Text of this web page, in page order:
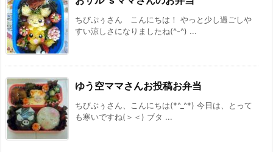
ちびぷぅさん こんにちは！ やっと少し過ごしや
すい涼しさになりましたね(^-^) ...
ゆう空ママさんお投稿お弁当
ちびぶぅさん、こんにちは(*^_^*) 今日は、とって
も寒いですね(＞＜) ブタ ...